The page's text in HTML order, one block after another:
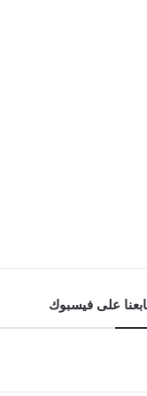
على فيسبوك